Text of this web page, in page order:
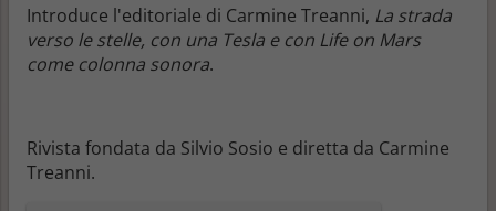
Introduce l'editoriale di Carmine Treanni, La strada
verso le stelle, con una Tesla e con Life on Mars
come colonna sonora.
Rivista fondata da Silvio Sosio e diretta da Carmine
Treanni.